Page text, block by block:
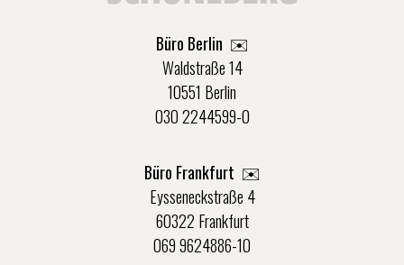
Büro Berlin ✉️
Waldstraße 14
10551 Berlin
030 2244599-0
Büro Frankfurt ✉️
Eysseneckstraße 4
60322 Frankfurt
069 9624886-10